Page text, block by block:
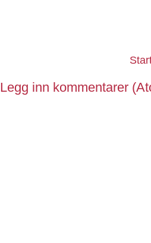
Legg inn kommentarer